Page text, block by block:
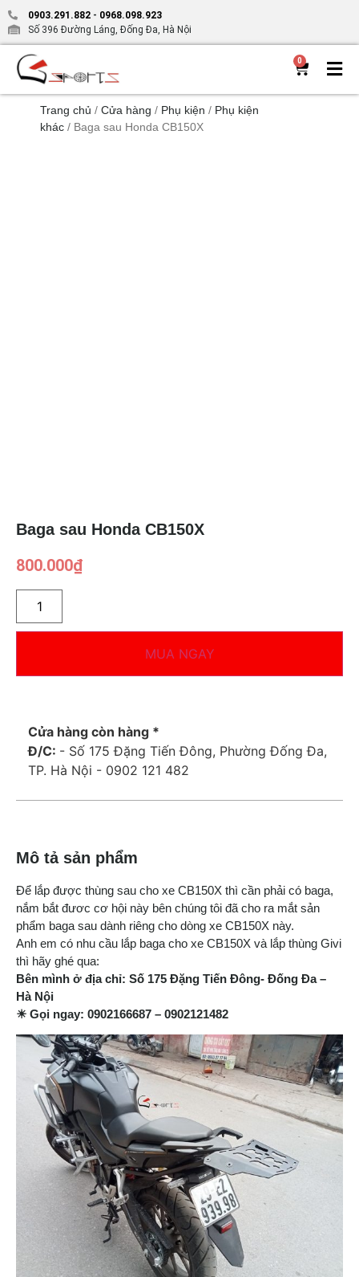
0903.291.882 - 0968.098.923
Số 396 Đường Láng, Đống Đa, Hà Nội
0
Trang chủ / Cửa hàng / Phụ kiện / Phụ kiện
khác / Baga sau Honda CB150X
Baga sau Honda CB150X
800.000₫
MUA NGAY
Cửa hàng còn hàng *
Đ/C: - Số 175 Đặng Tiến Đông, Phường Đống Đa,
TP. Hà Nội - 0902 121 482
Mô tả sản phẩm
Để lắp được thùng sau cho xe CB150X thì cần phải có baga,
nắm bắt đươc cơ hội này bên chúng tôi đã cho ra mắt sản
phẩm baga sau dành riêng cho dòng xe CB150X này.
Anh em có nhu cầu lắp baga cho xe CB150X và lắp thùng Givi
thì hãy ghé qua:
Bên mình ở địa chỉ: Số 175 Đặng Tiến Đông- Đống Đa –
Hà Nội
☀ Gọi ngay: 0902166687 – 0902121482